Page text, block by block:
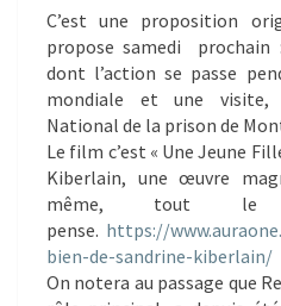
C’est une proposition
propose samedi
dont l’action se passe
mondiale et une visite,
National de la prison de
Le film c’est « Une Jeune
Kiberlain, une œuvre
même, tout
pense. https://
bien-de-sandrine-kiberlain/
On notera au passage que